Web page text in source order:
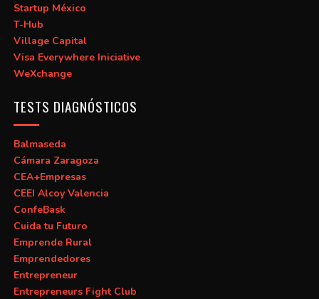
Startup México
T-Hub
Village Capital
Visa Everywhere Iniciative
WeXchange
TESTS DIAGNÓSTICOS
Balmaseda
Cámara Zaragoza
CEA+Empresas
CEEI Alcoy Valencia
ConfeBask
Cuida tu Futuro
Emprende Rural
Emprendedores
Entrepreneur
Entrepreneurs Fight Club